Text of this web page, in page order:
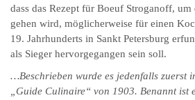
dass das Rezept für Boeuf Stroganoff, um
gehen wird, möglicherweise für einen
19. Jahrhunderts in Sankt Petersburg
als Sieger hervorgegangen sein soll.
…Beschrieben wurde es jedenfalls zuerst
„Guide Culinaire“ von 1903. Benannt ist